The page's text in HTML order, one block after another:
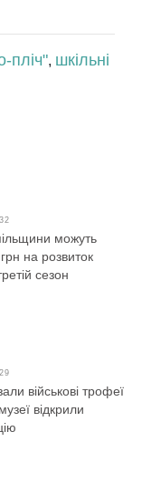
пліч", шкільні
можуть
на розвиток
сезон
військові трофеї
відкрили